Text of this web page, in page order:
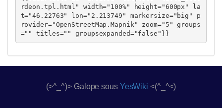
rdeon.tpl.html" width="100%" height="600px" la
t="46.22763" lon="2.213749" markersize="big" p
rovider="OpenStreetMap.Mapnik" zoom="5" groups
="" titles="" groupsexpanded="false"}}
(>^_^)> Galope sous YesWiki <(^_^<)